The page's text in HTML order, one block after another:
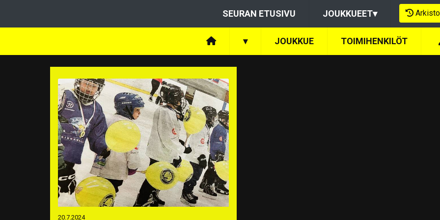
SEURAN ETUSIVU JOUKKUEET▾ Arkisto
▾ JOUKKUE TOIMIHENKILÖT
20.7.2024